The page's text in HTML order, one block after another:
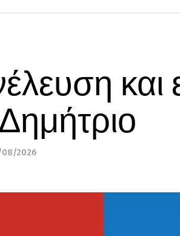
και
2026